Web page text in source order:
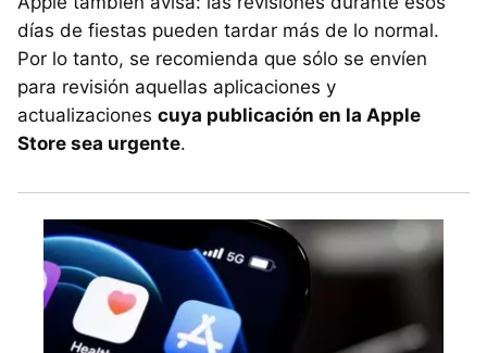
días de fiestas pueden tardar más de lo normal.
Por lo tanto, se recomienda que sólo se envíen
para revisión aquellas aplicaciones y
actualizaciones cuya publicación en la Apple
Store sea urgente.